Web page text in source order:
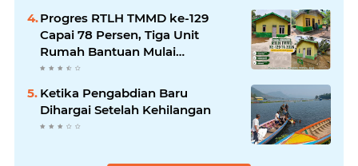
Progres RTLH TMMD ke-129
Capai 78 Persen, Tiga Unit
Rumah Bantuan Mulai
Rampung
Ketika Pengabdian Baru
Dihargai Setelah Kehilangan